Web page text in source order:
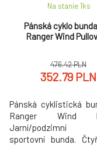
Pánská cyklo
Ranger Wind
Na stanie 1ks
476.42 PLN
352.79 PLN
Pánská cyklistická
Ranger Wind
Jarní/podzimní
sportovní bunda.